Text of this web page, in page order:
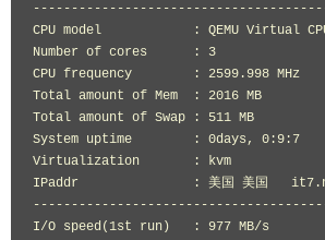
CPU model            : QEMU Virtual
Number of cores      : 3
CPU frequency        : 2599.998 MHz
Total amount of Mem  : 2016 MB
Total amount of Swap : 511 MB
System uptime        : 0days, 0:9:7
Virtualization       : kvm
IPaddr               : 美国 美国
I/O speed(1st run)   : 977 MB/s